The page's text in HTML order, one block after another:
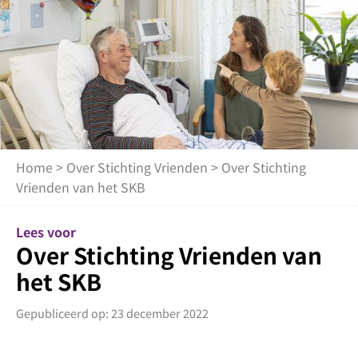
Home > Over Stichting Vrienden > Over Stichting
Vrienden van het SKB
Lees voor
Over Stichting Vrienden van
het SKB
Gepubliceerd op: 23 december 2022